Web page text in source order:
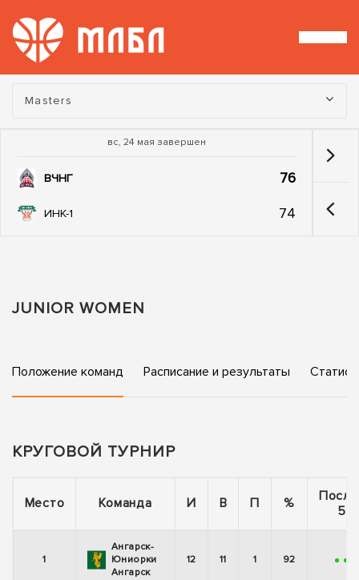
Турнир:
Masters
вс, 24 мая завершен
ВЧНГ 76
ИНК-1 74
JUNIOR WOMEN
Положение команд Расписание и результаты
КРУГОВОЙ ТУРНИР
Место Команда И В П %
5
1
Ангарск-
Юниорки
Ангарск
12 11 1 92 + +